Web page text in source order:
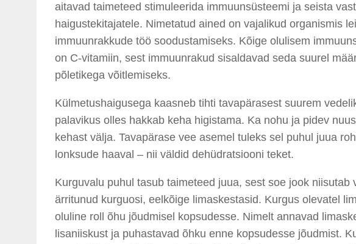
aitavad taimeteed stimuleerida immuunsüsteemi ja seista
haigustekitajatele. Nimetatud ained on vajalikud organismis
immuunrakkude töö soodustamiseks. Kõige olulisem
on C-vitamiin, sest immuunrakud sisaldavad seda suurel
põletikega võitlemiseks.
Külmetushaigusega kaasneb tihti tavapärasest suurem
palavikus olles hakkab keha higistama. Ka nohu ja pidev
kehast välja. Tavapärase vee asemel tuleks sel puhul juua
lonksude haaval – nii väldid dehüdratsiooni teket.
Kurguvalu puhul tasub taimeteed juua, sest soe jook niisutab
ärritunud kurguosi, eelkõige limaskestasid. Kurgus olevatel
oluline roll õhu jõudmisel kopsudesse. Nimelt annavad
lisaniiskust ja puhastavad õhku enne kopsudesse jõudmist.